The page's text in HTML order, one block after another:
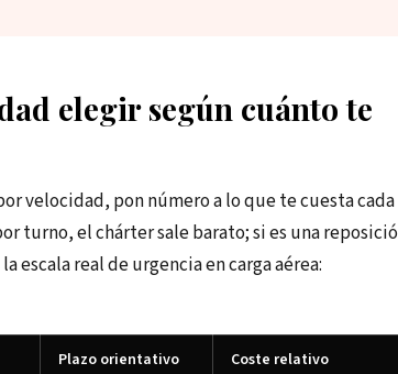
elegir según cuánto te
velocidad, pon número a lo que te cuesta cada
turno, el chárter sale barato; si es una
escala real de urgencia en carga aérea:
Plazo orientativo Coste relativo